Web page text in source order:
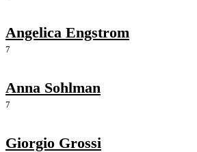
Angelica Engstrom
7
Anna Sohlman
7
Giorgio Grossi